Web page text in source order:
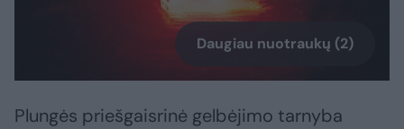
Daugiau nuotraukų (2)
Plungės priešgaisrinė gelbėjimo tarnyba